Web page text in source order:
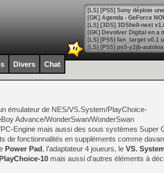
[GK] Agenda - GeForce
[GK] Devolver Digital en a
[LS] [PS5] ps5-y2jb-
[GK] Pourquoi Marvel
[GK] Test : Restory : Chill
[GK] GTA 6 : Rockstar
[GK] Hot Wheels Infinite
[GK] Mémoire cash -
[GK] Résultats Nintendo :
[GK] Déjà des
[Mo5] Brickboy cherche à
[GK] Minecraft et ses «
[GK] Beast of
[GK] Ubisoft : fin de partie
[GK] Mémoire cash -
Divers Chat
émulateur de NES/VS.System/PlayChoice-
Advance/WonderSwan/WonderSwan
Engine mais aussi des sous systèmes Super
de fonctionnalités en suppléments comme
Power Pad, l’adaptateur 4 joueurs, le VS.
PlayChoice-10 mais aussi d’autres éléments à